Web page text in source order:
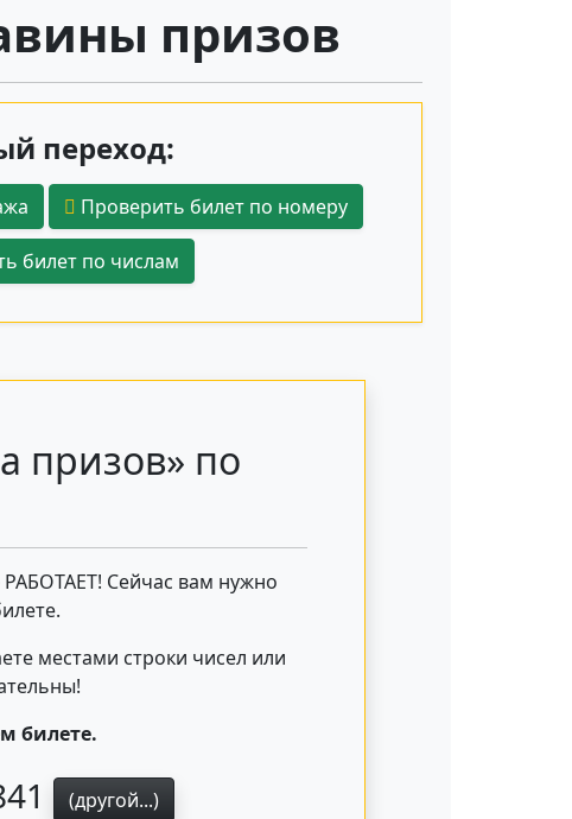
призов
переход:
Проверить билет по номеру
билет по числам
призов» по
РАБОТАЕТ! Сейчас вам нужно
местами строки чисел или
билете.
(другой...)